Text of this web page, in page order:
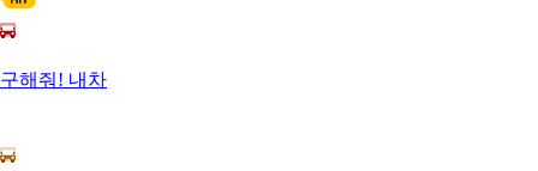
구해줘! 내차